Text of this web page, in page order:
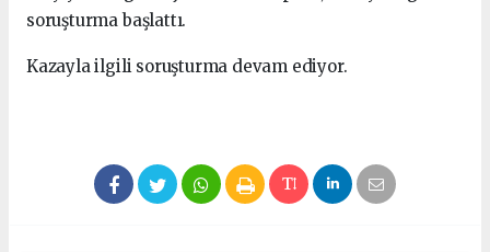
soruşturma başlattı.
Kazayla ilgili soruşturma devam ediyor.